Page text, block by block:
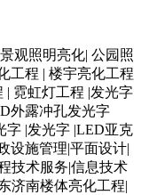
观照明亮化| 公园照
工程 | 楼宇亮化工程
| 霓虹灯工程 |发光字
外露冲孔发光字
字 |发光字 |LED亚克
设施管理|平面设计|
技术服务|信息技术
济南楼体亮化工程|